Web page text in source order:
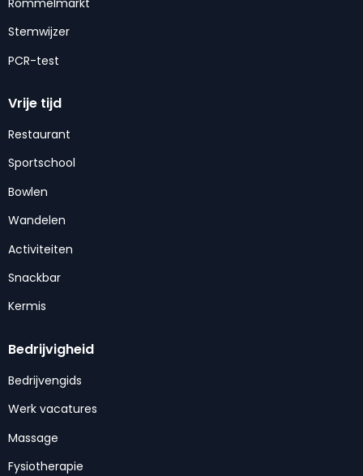
Stemwijzer
PCR-test
Vrije tijd
Restaurant
Sportschool
Bowlen
Wandelen
Activiteiten
Snackbar
Kermis
Bedrijvigheid
Bedrijvengids
Werk vacatures
Massage
Fysiotherapie